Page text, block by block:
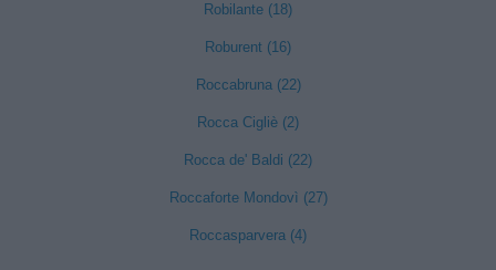
Robilante (18)
Roburent (16)
Roccabruna (22)
Rocca Cigliè (2)
Rocca de' Baldi (22)
Roccaforte Mondovì (27)
Roccasparvera (4)